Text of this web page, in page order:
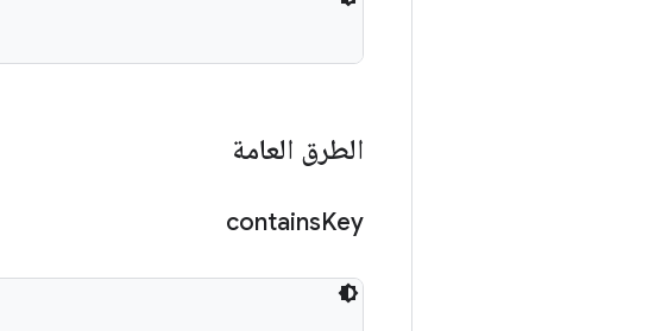
الطرق العامة
containsKey